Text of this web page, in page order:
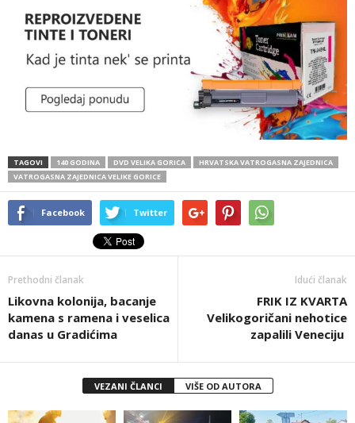
TAGOVI 140 GODINA DVD VELIKA GORICA
HRVATSKA VATROGASNA ZAJEDNICA
VATROGASNA ZAJEDNICA VELIKE GORICE
Facebook Twitter
Prethodni članak
Likovna kolonija, bacanje
kamena s ramena i veselica
danas u Gradićima
Idući članak
FRIK IZ KVARTA
Velikogoričani nehotice
zapalili Veneciju
VEZANI ČLANCI VIŠE OD AUTORA